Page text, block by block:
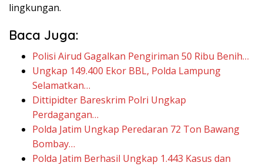
lingkungan.
Baca Juga:
Polisi Airud Gagalkan Pengiriman 50 Ribu Benih…
Ungkap 149.400 Ekor BBL, Polda Lampung
Selamatkan…
Dittipidter Bareskrim Polri Ungkap
Perdagangan…
Polda Jatim Ungkap Peredaran 72 Ton Bawang
Bombay…
Polda Jatim Berhasil Ungkap 1.443 Kasus dan